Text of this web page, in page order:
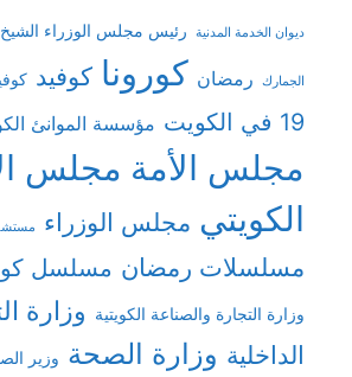
ديوان الخدمة المدنية رئيس مجلس الوزراء الشيخ
الجمارك رمضان كورونا كوفيد
19 في الكويت
مؤسسة الموانئ
مجلس الأمة مجلس
الكويتي مجلس الوزراء
مسلسلات رمضان مسلسل
وزارة التجارة والصناعة الكويتية وزارة
الداخلية وزارة الصحة وزير